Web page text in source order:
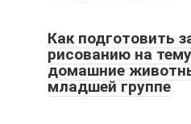
Как подготовить
рисованию на
домашние
младшей группе